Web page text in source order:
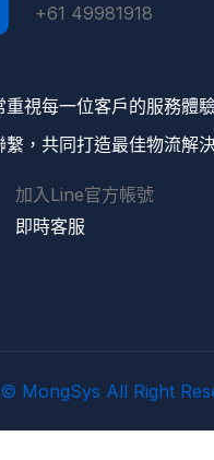
+61 49981918
重視每一位客戶的服務體
繫，共同打造最佳物流解
加入Line官方帳號
即時客服
© MongSys All Right